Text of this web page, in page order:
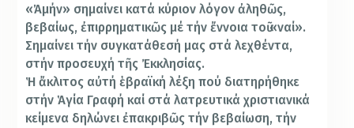
«Ἀμήν» σημαίνει κατά κύριον λόγον ἀληθῶς,
βεβαίως, ἐπιρρηματικῶς μέ τήν ἔννοια τοῦ «ναί».
Σημαίνει τήν συγκατάθεσή μας στά λεχθέντα,
στήν προσευχή τῆς Ἐκκλησίας.
Ἡ ἄκλιτος αὐτή ἑβραϊκή λέξη πού διατηρήθηκε
στήν Ἁγία Γραφή καί στά λατρευτικά χριστιανικά
κείμενα δηλώνει ἐπακριβῶς τήν βεβαίωση, τήν